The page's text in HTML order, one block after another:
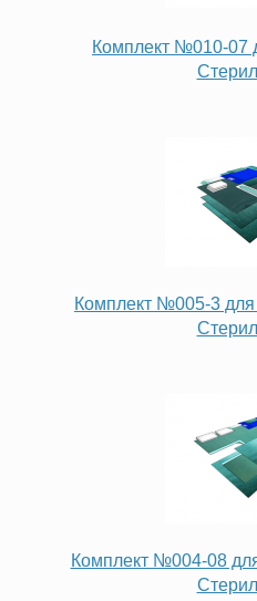
Комплект №010-07
Комплект №005-3
Комплект №004-08